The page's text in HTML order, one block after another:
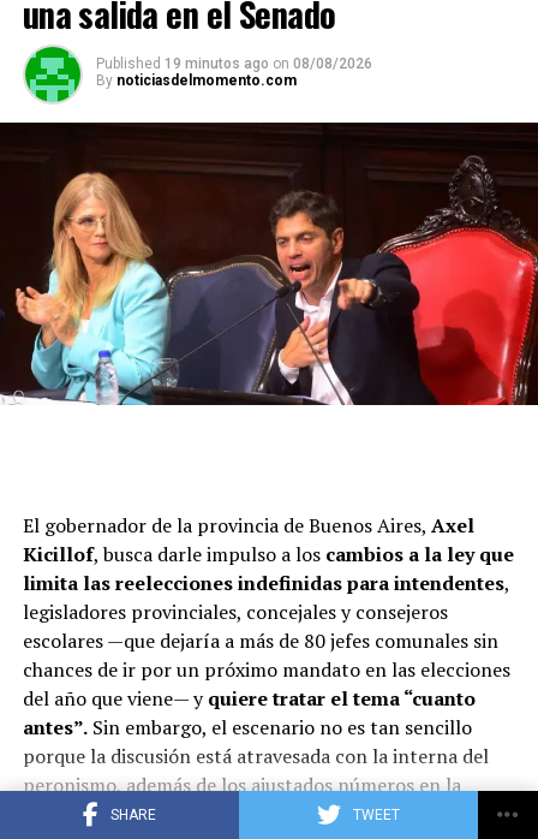
SHARE TWEET
una salida en el Senado
Published 19 minutos ago on 08/08/2026
By noticiasdelmomento.com
El gobernador de la provincia de Buenos Aires, Axel
Kicillof, busca darle impulso a los cambios a la ley que
limita las reelecciones indefinidas para intendentes,
legisladores provinciales, concejales y consejeros
escolares —que dejaría a más de 80 jefes comunales sin
chances de ir por un próximo mandato en las elecciones
del año que viene— yquiere tratar el tema “cuanto
antes”.Sin embargo, el escenario no es tan sencillo
porque la discusión está atravesada con la interna del
peronismo, además de los ajustados números en la
Legislatura bonaerense. En los últimos días hubo señales